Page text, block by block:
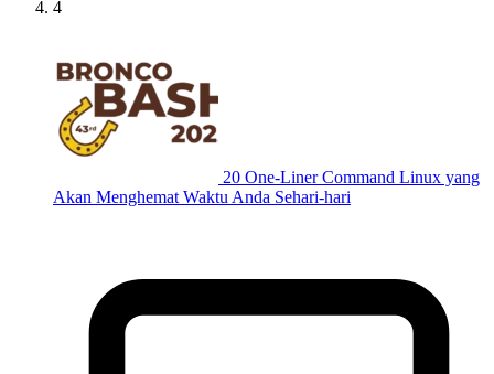
4
20 One-Liner Command Linux yang
Akan Menghemat Waktu Anda Sehari-hari